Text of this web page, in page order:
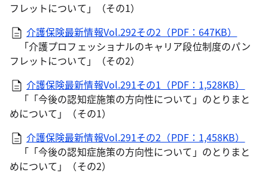
フレットについて」（その1）
介護保険最新情報Vol.292その2（PDF：647KB）
「介護プロフェッショナルのキャリア段位制度のパン
フレットについて」（その2）
介護保険最新情報Vol.291その1（PDF：1,528KB）
「「今後の認知症施策の方向性について」のとりまと
めについて」（その1）
介護保険最新情報Vol.291その2（PDF：1,458KB）
「「今後の認知症施策の方向性について」のとりまと
めについて」（その2）